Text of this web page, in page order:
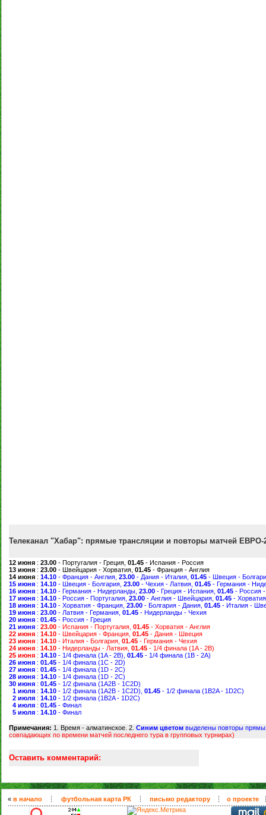
Телеканал "Хабар": прямые трансляции и повторы матчей ЕВРО-
12 июня : 23.00 - Португалия - Греция, 01.45 - Испания - Россия
13 июня : 23.00 - Швейцария - Хорватия, 01.45 - Франция - Англия
14 июня : 14.10 - Франция - Англия, 23.00 - Дания - Италия, 01.45 - Швеция -
15 июня : 14.10 - Швеция - Болгария, 23.00 - Чехия - Латвия, 01.45 - Германия -
16 июня : 14.10 - Германия - Нидерланды, 23.00 - Греция - Испания, 01.45 - Россия
17 июня : 14.10 - Россия - Португалия, 23.00 - Англия - Швейцария, 01.45 -
18 июня : 14.10 - Хорватия - Франция, 23.00 - Болгария - Дания, 01.45 - Италия -
19 июня : 23.00 - Латвия - Германия, 01.45 - Нидерланды - Чехия
20 июня : 01.45 - Россия - Греция
21 июня : 23.00 - Испания - Португалия, 01.45 - Хорватия - Англия
22 июня : 14.10 - Швейцария - Франция, 01.45 - Дания - Швеция
23 июня : 14.10 - Италия - Болгария, 01.45 - Германия - Чехия
24 июня : 14.10 - Нидерланды - Латвия, 01.45 - 1/4 финала (1A - 2B)
25 июня : 14.10 - 1/4 финала (1A - 2B), 01.45 - 1/4 финала (1B - 2A)
26 июня : 01.45 - 1/4 финала (1C - 2D)
27 июня : 01.45 - 1/4 финала (1D - 2C)
28 июня : 14.10 - 1/4 финала (1D - 2C)
30 июня : 01.45 - 1/2 финала (1A2B - 1C2D)
1 июля : 14.10 - 1/2 финала (1A2B - 1C2D), 01.45 - 1/2 финала (1B2A - 1D2C)
2 июля : 14.10 - 1/2 финала (1B2A - 1D2C)
4 июля : 01.45 - Финал
5 июля : 14.10 - Финал
Примечания: 1. Время - алматинское. 2. Синим цветом выделены повторы
совпадающих по времени матчей последнего тура в групповых турнирах)
Оставить комментарий:
« в начало футбольная карта РК письмо редактору о проекте